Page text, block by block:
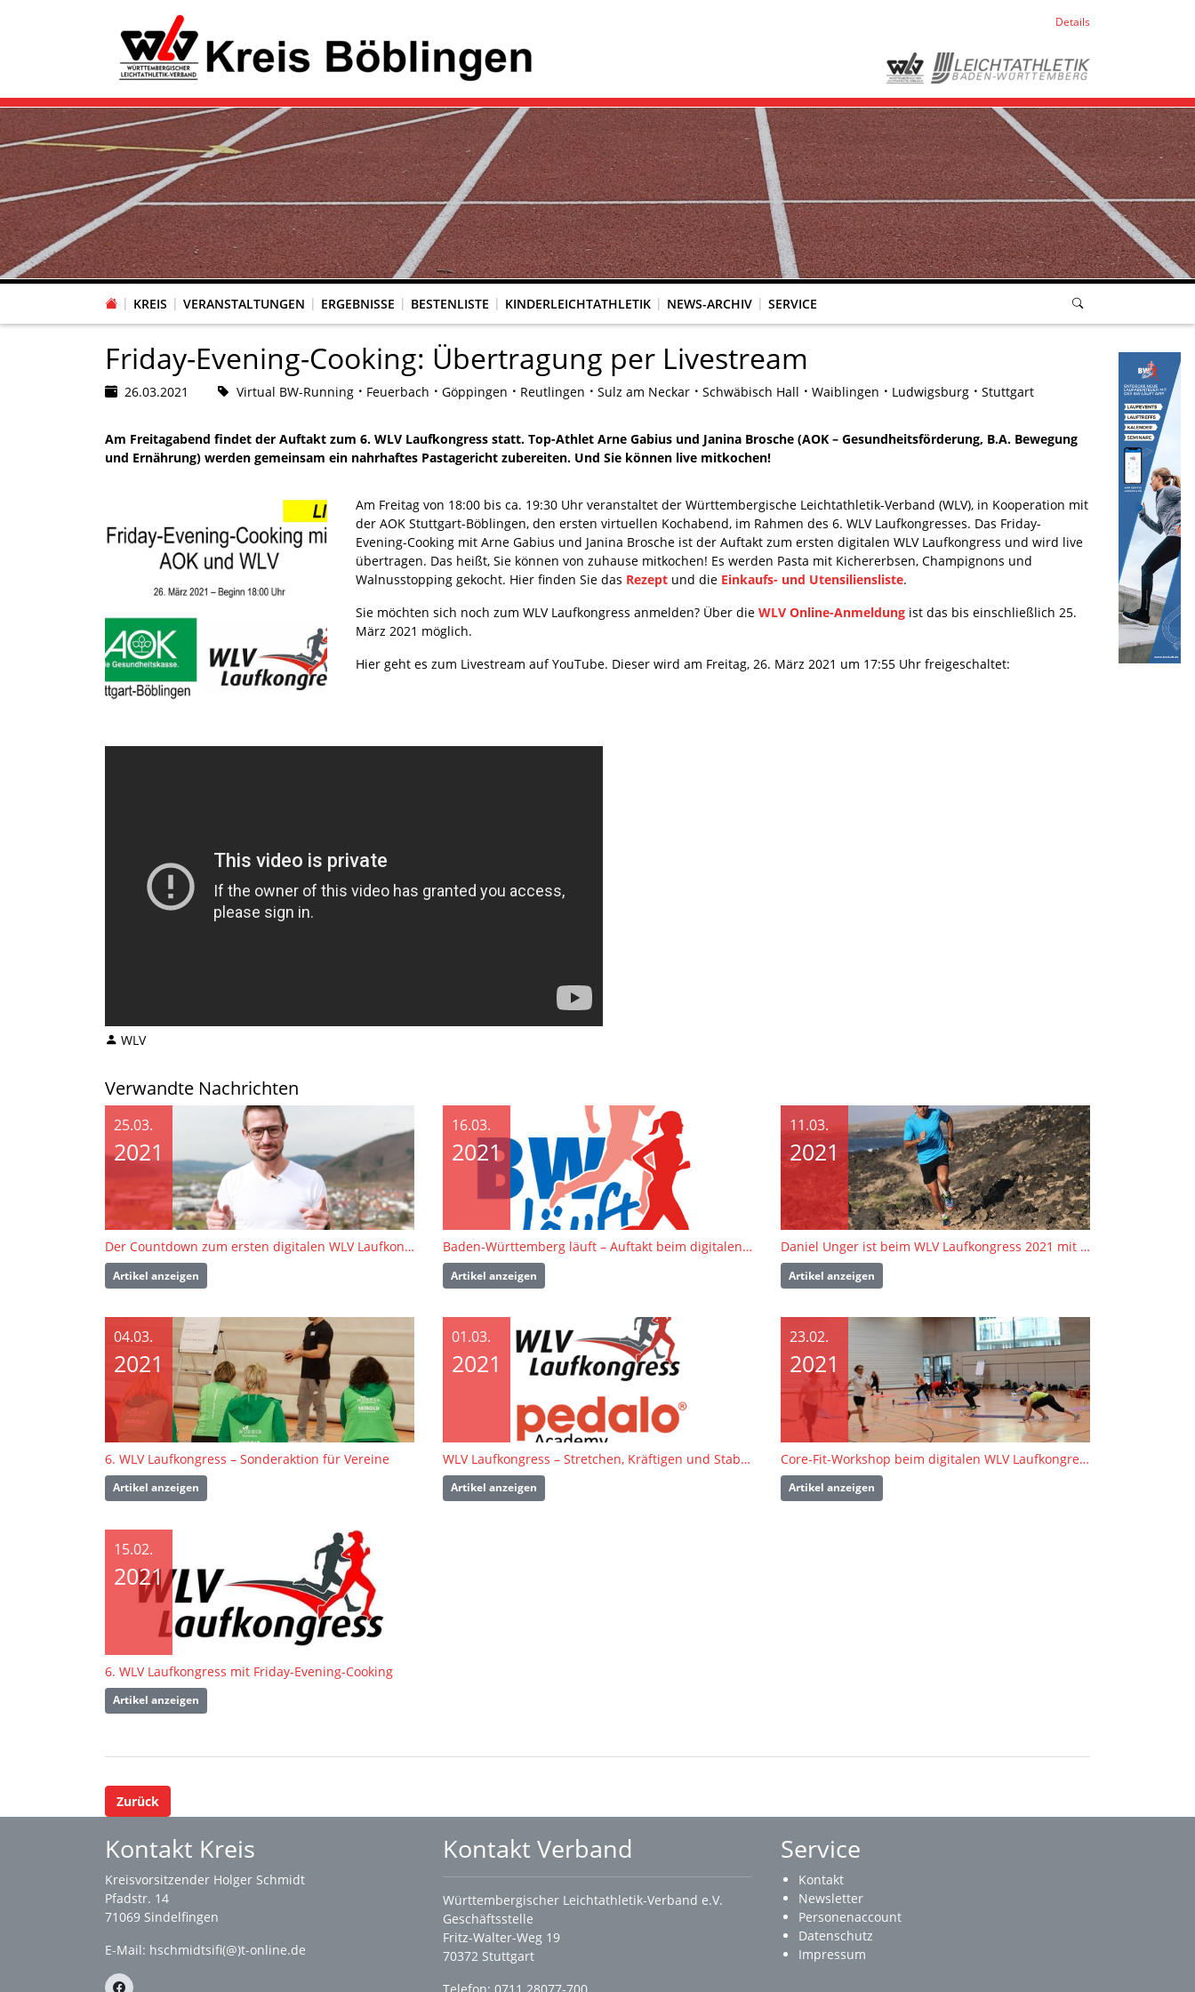
Details
KREIS VERANSTALTUNGEN ERGEBNISSE BESTENLISTE KINDERLEICHTATHLETIK NEWS-ARCHIV SERVICE
Friday-Evening-Cooking: Übertragung per Livestream
26.03.2021 Virtual BW-Running Feuerbach Göppingen Reutlingen Sulz am Neckar Schwäbisch Hall Waiblingen Ludwigsburg Stuttgart
Am Freitagabend findet der Auftakt zum 6. WLV Laufkongress statt. Top-Athlet Arne Gabius und Janina Brosche (AOK – Gesundheitsförderung, B.A. Bewegung
und Ernährung) werden gemeinsam ein nahrhaftes Pastagericht zubereiten. Und Sie können live mitkochen!
Am Freitag von 18:00 bis ca. 19:30 Uhr veranstaltet der Württembergische Leichtathletik-Verband (WLV), in Kooperation mit
der AOK Stuttgart-Böblingen, den ersten virtuellen Kochabend, im Rahmen des 6. WLV Laufkongresses. Das Friday-
Evening-Cooking mit Arne Gabius und Janina Brosche ist der Auftakt zum ersten digitalen WLV Laufkongress und wird live
übertragen. Das heißt, Sie können von zuhause mitkochen! Es werden Pasta mit Kichererbsen, Champignons und
Walnusstopping gekocht. Hier finden Sie das Rezept und die Einkaufs- und Utensiliensliste.
Sie möchten sich noch zum WLV Laufkongress anmelden? Über die WLV Online-Anmeldung ist das bis einschließlich 25.
März 2021 möglich.
Hier geht es zum Livestream auf YouTube. Dieser wird am Freitag, 26. März 2021 um 17:55 Uhr freigeschaltet:
WLV
Verwandte Nachrichten
25.03.
2021
Der Countdown zum ersten digitalen WLV Laufkongress läuft!
Artikel anzeigen
16.03.
2021
Baden-Württemberg läuft – Auftakt beim digitalen WLV Laufkongress 2021
Artikel anzeigen
11.03.
2021
Daniel Unger ist beim WLV Laufkongress 2021 mit dabei!
Artikel anzeigen
04.03.
2021
6. WLV Laufkongress – Sonderaktion für Vereine
Artikel anzeigen
01.03.
2021
WLV Laufkongress – Stretchen, Kräftigen und Stabilisieren. Einfach. Klar. Umsetzbar.
Artikel anzeigen
23.02.
2021
Core-Fit-Workshop beim digitalen WLV Laufkongress 2021
Artikel anzeigen
15.02.
2021
6. WLV Laufkongress mit Friday-Evening-Cooking
Artikel anzeigen
Zurück
Kontakt Kreis
Kreisvorsitzender Holger Schmidt
Pfadstr. 14
71069 Sindelfingen
E-Mail: hschmidtsifi(@)t-online.de
Kontakt Verband
Württembergischer Leichtathletik-Verband e.V.
Geschäftsstelle
Fritz-Walter-Weg 19
70372 Stuttgart
Service
Kontakt
Newsletter
Personenaccount
Datenschutz
Impressum